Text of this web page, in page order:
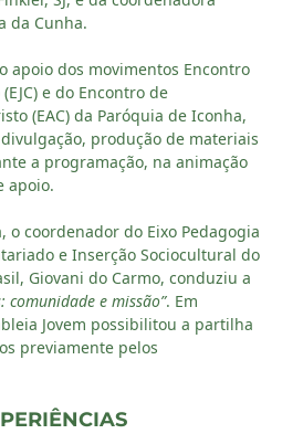
da Cunha.
apoio dos movimentos Encontro
e do Encontro de
(EAC) da Paróquia de Iconha,
produção de materiais
a programação, na animação
apoio.
o coordenador do Eixo Pedagogia
e Inserção Sociocultural do
Giovani do Carmo, conduziu a
comunidade e missão”. Em
Jovem possibilitou a partilha
previamente pelos